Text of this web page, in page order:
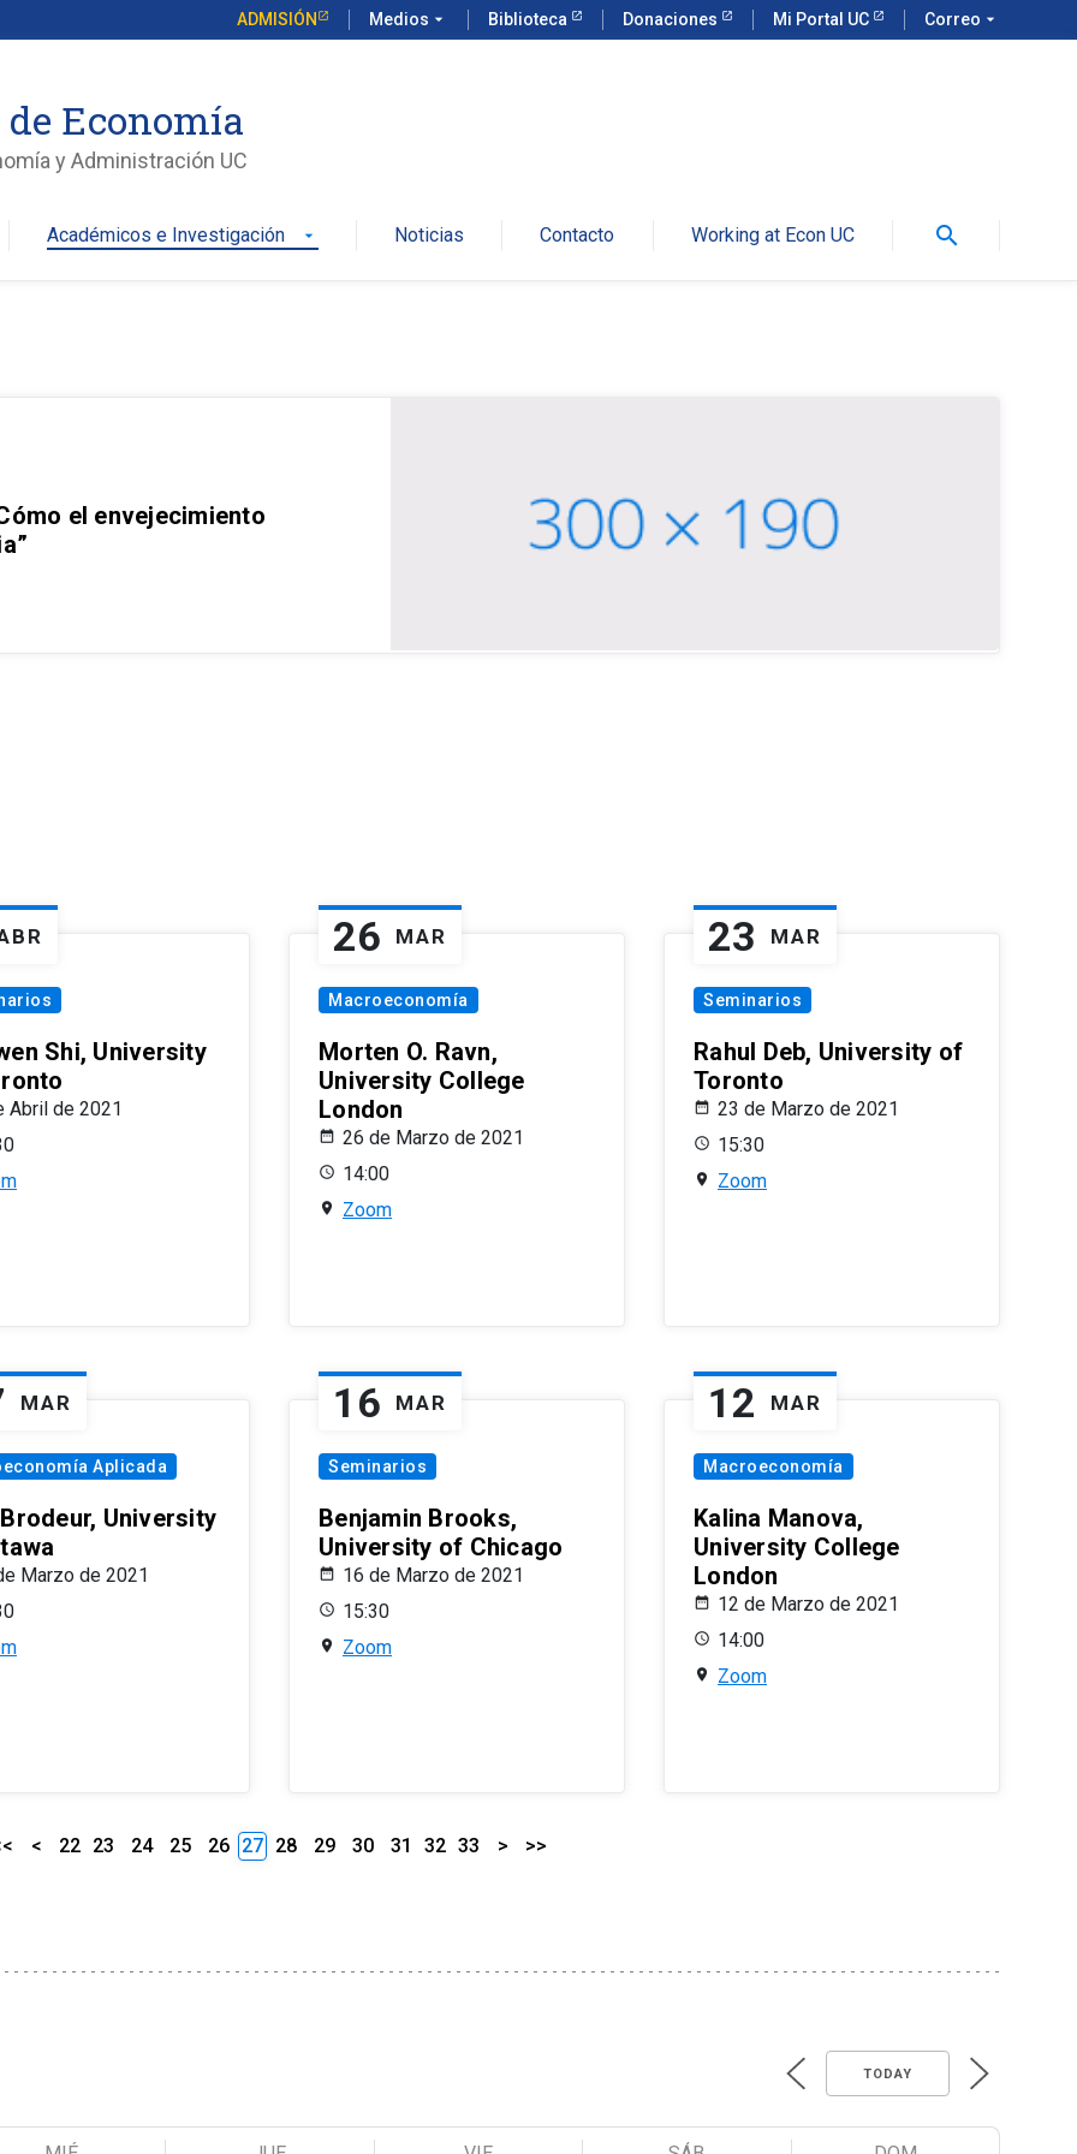
ADMISIÓN Medios arrow_drop_down Biblioteca Donaciones Mi Portal UC Correo arrow_drop_down
Economía
y Administración UC
Académicos e Investigación arrow_drop_down Noticias Contacto Working at Econ UC search
el envejecimiento
Shi, University
Abril de 2021
26 MAR
Macroeconomía
Morten O. Ravn,
University College
London
26 de Marzo de 2021
14:00
Zoom
23 MAR
Seminarios
Rahul Deb, University of
Toronto
23 de Marzo de 2021
15:30
Zoom
MAR
Aplicada
University
Marzo de 2021
16 MAR
Seminarios
Benjamin Brooks,
University of Chicago
16 de Marzo de 2021
15:30
Zoom
12 MAR
Macroeconomía
Kalina Manova,
University College
London
12 de Marzo de 2021
14:00
Zoom
< 22 23 24 25 26 27 28 29 30 31 32 33 > >>
TODAY